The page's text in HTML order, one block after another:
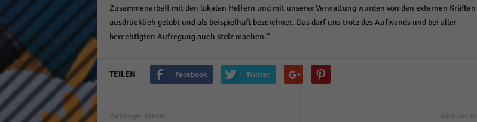
Zusammenarbeit mit den lokalen Helfern und mit unserer Verwaltung wurden von den externen Kräften
ausdrücklich gelobt und als beispielhaft bezeichnet. Das darf uns trotz des Aufwands und bei aller
berechtigten Aufregung auch stolz machen.“
TEILEN Facebook Twitter
Vorheriger Artikel Nächster